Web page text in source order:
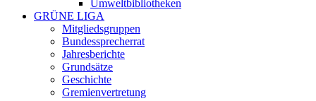
Umweltbibliotheken
GRÜNE LIGA
Mitgliedsgruppen
Bundessprecherrat
Jahresberichte
Grundsätze
Geschichte
Gremienvertretung